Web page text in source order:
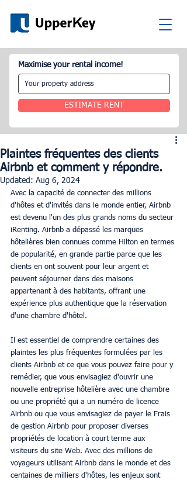
Maximise your rental income!
ESTIMATE RENT
Plaintes fréquentes des clients
Airbnb et comment y répondre.
Updated: Aug 6, 2024
Avec la capacité de connecter des millions
d'hôtes et d'invités dans le monde entier, Airbnb
est devenu l'un des plus grands noms du secteur
iRenting. Airbnb a dépassé les marques
hôtelières bien connues comme Hilton en termes
de popularité, en grande partie parce que les
clients en ont souvent pour leur argent et
peuvent séjourner dans des maisons
appartenant à des habitants, offrant une
expérience plus authentique que la réservation
d'une chambre d'hôtel.
Il est essentiel de comprendre certaines des
plaintes les plus fréquentes formulées par les
clients Airbnb et ce que vous pouvez faire pour y
remédier, que vous envisagiez d'ouvrir une
nouvelle entreprise hôtelière avec une chambre
ou une propriété qui a un numéro de licence
Airbnb ou que vous envisagiez de payer le Frais
de gestion Airbnb pour proposer diverses
propriétés de location à court terme aux
visiteurs du site Web. Avec des millions de
voyageurs utilisant Airbnb dans le monde et des
centaines de milliers d'hôtes, les enjeux sont